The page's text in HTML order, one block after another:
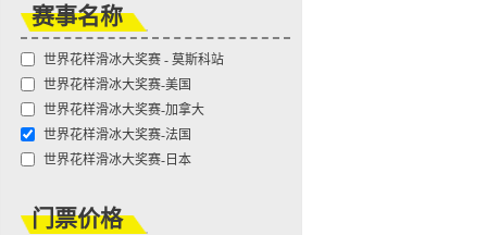
赛事名称
世界花样滑冰大奖赛 - 莫斯科站
世界花样滑冰大奖赛-美国
世界花样滑冰大奖赛-加拿大
世界花样滑冰大奖赛-法国
世界花样滑冰大奖赛-日本
门票价格